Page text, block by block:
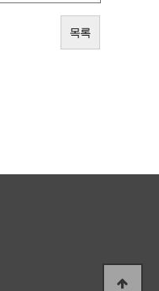
목록